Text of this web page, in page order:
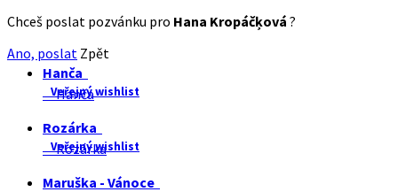
Chceš poslat pozvánku pro Hana Kropáčķová ?
Ano, poslat Zpět
Hanča
Veřejný wishlist
Hanča
Rozárka
Veřejný wishlist
Rozárka
Maruška - Vánoce